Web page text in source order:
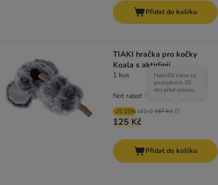
Přidat do košíku
TIAKI hračka pro kočky
Koala s aktidinií
1 kus
-25.15% běžně167 Kč
Nejnižší cena za
posledních 30
dní před slevou
125 Kč
Not rated
Přidat do košíku